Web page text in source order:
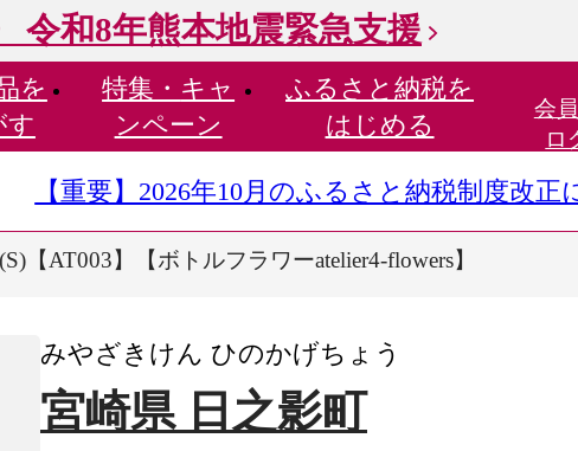
令和8年熊本地震緊急支援
を
す
特集・ キャ
ンペーン
ふるさと納税を
はじめる
会
ロ
【重要】2026年10月のふるさと納税制度改
【AT003】【ボトルフラワーatelier4-flowers】
みやざきけん ひのかげちょう
宮崎県 日之影町